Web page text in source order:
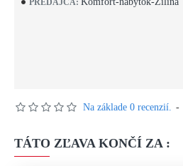
Na základe 0 recenzií. -
TÁTO ZĽAVA KONČÍ ZA :